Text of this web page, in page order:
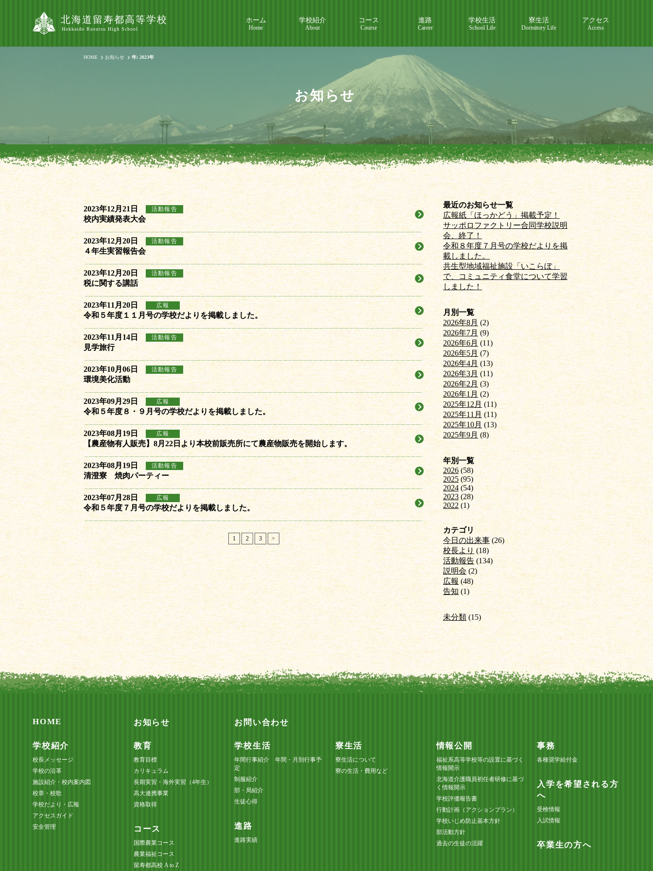
北海道留寿都高等学校
Hokkaido Rusutsu High School
ホーム
Home
学校紹介
About
コース
Course
進路
Career
学校生活
School Life
寮生活
Dormitory Life
アクセス
Access
HOME お知らせ 年: 2023年
お知らせ
2023年12月21日 活動報告
校内実績発表大会
2023年12月20日 活動報告
４年生実習報告会
2023年12月20日 活動報告
税に関する講話
2023年11月20日 広報
令和５年度１１月号の学校だよりを掲載しました。
2023年11月14日 活動報告
見学旅行
2023年10月06日 活動報告
環境美化活動
2023年09月29日 広報
令和５年度８・９月号の学校だよりを掲載しました。
2023年08月19日 広報
【農産物有人販売】8月22日より本校前販売所にて農産物販売を開始します。
2023年08月19日 活動報告
清澄寮 焼肉パーティー
2023年07月28日 広報
令和５年度７月号の学校だよりを掲載しました。
1 2 3 >
最近のお知らせ一覧
広報紙「ほっかどう」掲載予定！
サッポロファクトリー合同学校説明
会、終了！
令和８年度７月号の学校だよりを掲
載しました。
共生型地域福祉施設「いこらぼ」
で、コミュニティ食堂について学習
しました！
月別一覧
2026年8月 (2)
2026年7月 (9)
2026年6月 (11)
2026年5月 (7)
2026年4月 (13)
2026年3月 (11)
2026年2月 (3)
2026年1月 (2)
2025年12月 (11)
2025年11月(11)
2025年10月 (13)
2025年9月 (8)
年別一覧
2026(58)
2025(95)
2024(54)
2023 (28)
2022 (1)
カテゴリ
今日の出来事 (26)
校長より (18)
活動報告 (134)
説明会 (2)
広報 (48)
告知(1)
未分類(15)
HOME お知らせ お問い合わせ
学校紹介
校長メッセージ
学校の沿革
施設紹介・校内案内図
校章・校歌
学校だより・広報
アクセスガイド
安全管理
教育
教育目標
カリキュラム
長期実習・海外実習（4年生）
高大連携事業
資格取得
コース
国際農業コース
農業福祉コース
留寿都高校 A to Z
学校生活
年間行事紹介 年間・月別行事予
定
制服紹介
部・局紹介
生徒心得
進路
進路実績
寮生活
寮生活について
寮の生活・費用など
情報公開
福祉系高等学校等の設置に基づく
情報開示
北海道介護職員初任者研修に基づ
く情報開示
学校評価報告書
行動計画（アクションプラン）
学校いじめ防止基本方針
部活動方針
過去の生徒の活躍
事務
各種奨学給付金
入学を希望される方
へ
受検情報
入試情報
卒業生の方へ